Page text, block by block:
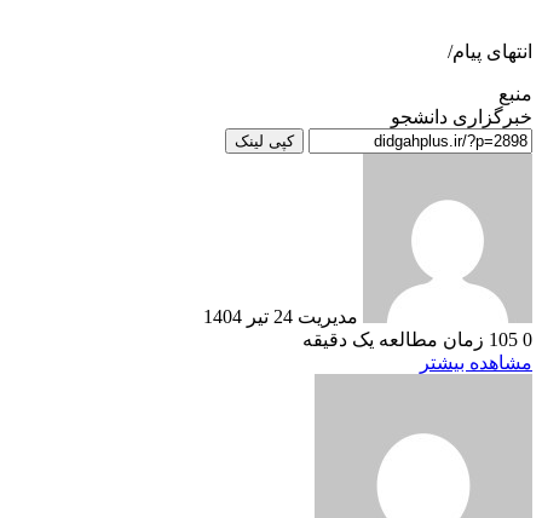
انتهای پیام/
منبع
خبرگزاری دانشجو
کپی لینک
مدیریت 24 تیر 1404
0
زمان مطالعه یک دقیقه
مشاهده بیشتر